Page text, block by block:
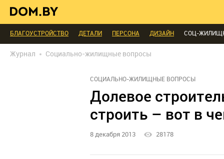
ИНТЕРЬЕР КАК НА КАРТИНКЕ
БЛАГОУСТРОЙСТВО
ДЕТАЛИ ПЕРСОНА ДИЗАЙН
СОЦ-
Журнал Социально-жилищные вопросы
СОЦИАЛЬНО-ЖИЛИЩНЫЕ ВОПРОСЫ
Долевое
строить – вот в
8 декабря 2013 28178